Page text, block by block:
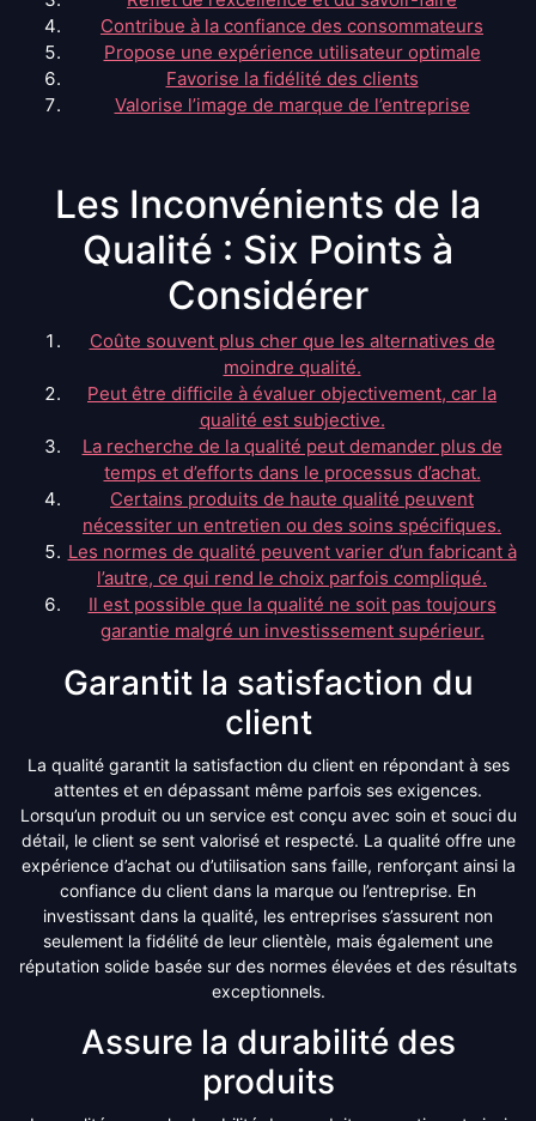
Contribue à la confiance des consommateurs
Propose une expérience utilisateur optimale
Favorise la fidélité des clients
Valorise l’image de marque de l’entreprise
Les Inconvénients de la
Qualité : Six Points à
Considérer
Coûte souvent plus cher que les alternatives de
moindre qualité.
Peut être difficile à évaluer objectivement, car la
qualité est subjective.
La recherche de la qualité peut demander plus de
temps et d’efforts dans le processus d’achat.
Certains produits de haute qualité peuvent
nécessiter un entretien ou des soins spécifiques.
Les normes de qualité peuvent varier d’un fabricant à
l’autre, ce qui rend le choix parfois compliqué.
Il est possible que la qualité ne soit pas toujours
garantie malgré un investissement supérieur.
Garantit la satisfaction du
client
La qualité garantit la satisfaction du client en répondant à ses
attentes et en dépassant même parfois ses exigences.
Lorsqu’un produit ou un service est conçu avec soin et souci du
détail, le client se sent valorisé et respecté. La qualité offre une
expérience d’achat ou d’utilisation sans faille, renforçant ainsi la
confiance du client dans la marque ou l’entreprise. En
investissant dans la qualité, les entreprises s’assurent non
seulement la fidélité de leur clientèle, mais également une
réputation solide basée sur des normes élevées et des résultats
exceptionnels.
Assure la durabilité des
produits